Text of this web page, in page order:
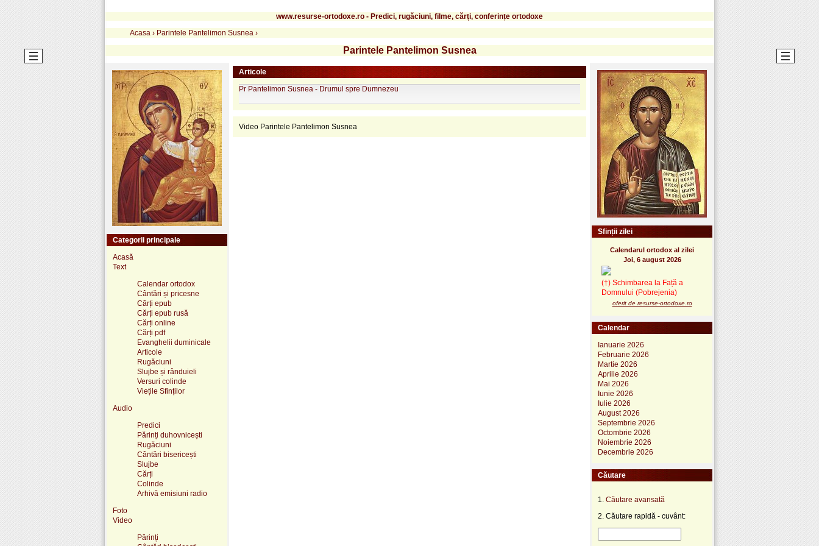
www.resurse-ortodoxe.ro - Predici, rugăciuni, filme, cărți, conferințe ortodoxe
Acasa › Parintele Pantelimon Susnea ›
Parintele Pantelimon Susnea
Categorii principale
Acasă
Text
Calendar ortodox
Cântări și pricesne
Cărți epub
Cărți epub rusă
Cărți online
Cărți pdf
Evanghelii duminicale
Articole
Rugăciuni
Slujbe și rânduieli
Versuri colinde
Viețile Sfinților
Audio
Predici
Părinți duhovnicești
Rugăciuni
Cântări bisericești
Slujbe
Cărți
Colinde
Arhivă emisiuni radio
Foto
Video
Părinți
Articole
Pr Pantelimon Susnea - Drumul spre Dumnezeu
Video Parintele Pantelimon Susnea
Sfinții zilei
Calendarul ortodox al zilei
Joi, 6 august 2026
(†) Schimbarea la Față a
Domnului (Pobrejenia)
oferit de resurse-ortodoxe.ro
Calendar
Ianuarie 2026
Februarie 2026
Martie 2026
Aprilie 2026
Mai 2026
Iunie 2026
Iulie 2026
August 2026
Septembrie 2026
Octombrie 2026
Noiembrie 2026
Decembrie 2026
Căutare
1. Căutare avansată
2. Căutare rapidă - cuvânt: